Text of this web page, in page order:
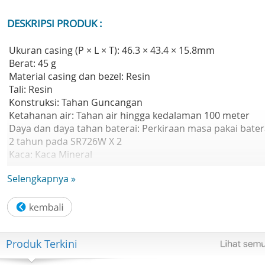
DESKRIPSI PRODUK :
Ukuran casing (P × L × T): 46.3 × 43.4 × 15.8mm
Berat: 45 g
Material casing dan bezel: Resin
Tali: Resin
Konstruksi: Tahan Guncangan
Ketahanan air: Tahan air hingga kedalaman 100 meter
Daya dan daya tahan baterai: Perkiraan masa pakai
2 tahun pada SR726W X 2
Kaca: Kaca Mineral
Fungsi: Neobrite
- Waktu dunia
- 29 zona waktu (48 kota + waktu universal terkoordinasi),
waktu musim panas aktif/nonaktif
Stopwatch:
- Stopwatch 1/100 detik
Selengkapnya »
Produk Terkini